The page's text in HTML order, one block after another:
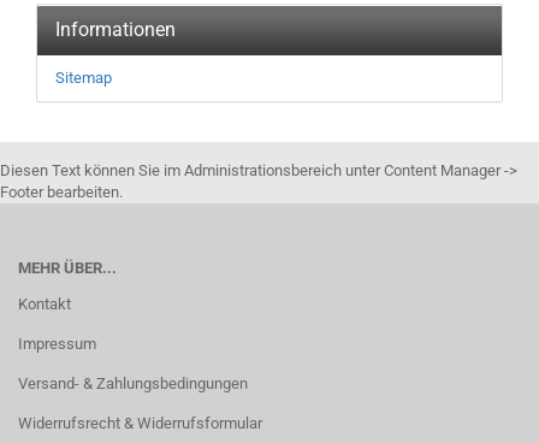
Informationen
Sitemap
Diesen Text können Sie im Administrationsbereich unter Content Manager ->
Footer bearbeiten.
MEHR ÜBER...
Kontakt
Impressum
Versand- & Zahlungsbedingungen
Widerrufsrecht & Widerrufsformular